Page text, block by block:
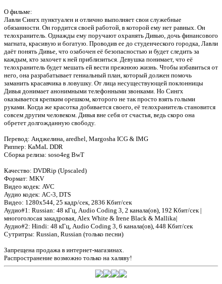
Предлагаем скачать
Телохранитель /
DVDRip 720р»
О фильме:
Лавли Сингх пунктуален и отлично выполняет свои служебные
обязанности. Он гордится своей работой, в которой ему нет равных. Он
телохранитель. Однажды ему поручают охранять Дивью, дочь финансового
магната, красивую и богатую. Проводив ее до студенческого городка, Лавли
даёт понять Дивье, что озабочен её безопасностью и будет следить за
каждым, кто захочет к ней приблизиться. Девушка понимает, что её
телохранитель будет мешать ей вести прежнюю жизнь. Чтобы избавиться от
него, она разрабатывает гениальный план, который должен помочь
заманить красавчика в ловушку. От лица несуществующей поклонницы
Дивья донимает анонимными телефонными звонками. Но Сингх
оказывается крепким орешком, которого не так просто взять голыми
руками. Когда же красотка добивается своего, её телохранитель становится
совсем другим человеком. Дивья вне себя от счастья, ведь скоро она
обретет долгожданную свободу.
Перевод: Анджелина, aredhel, Margosha ICG & IMG
Риппер: KaMaL DDR
Сборка релиза: soso4eg BwT
Качество: DVDRip (Upscaled)
Формат: MKV
Видео кодек: AVC
Аудио кодек: AC-3, DTS
Видео: 1280x544, 25 кадр/сек, 2836 Кбит/сек
Аудио#1: Russian: 48 кГц, Audio Coding 3, 2 канала(ов), 192 Кбит/сек |
многоголосая закадровая, Alex White & Irene Black & Mallika|
Аудио#2: Hindi: 48 кГц, Audio Coding 3, 6 канала(ов), 448 Кбит/сек
Сутритры: Russian, Russian (только песни)
Запрещена продажа в интернет-магазинах.
Распространение возможно только на халяву!